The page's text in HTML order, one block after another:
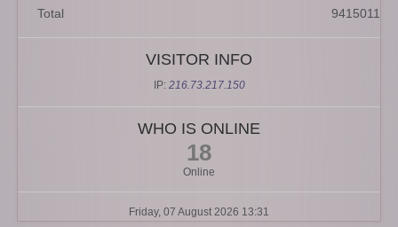
Total
9415011
VISITOR INFO
IP: 216.73.217.150
WHO IS ONLINE
18
Online
Friday, 07 August 2026 13:31